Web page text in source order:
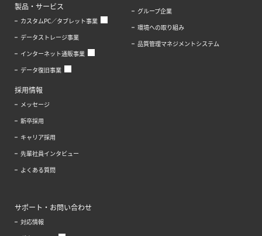
製品・サービス
カスタムPC／タブレット事業
データストレージ事業
インターネット通販事業
データ復旧事業
グループ企業
環境への取り組み
品質管理マネジメントシステム
採用情報
メッセージ
新卒採用
キャリア採用
先輩社員インタビュー
よくある質問
サポート・お問い合わせ
対応情報